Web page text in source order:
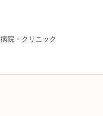
病院・クリニック